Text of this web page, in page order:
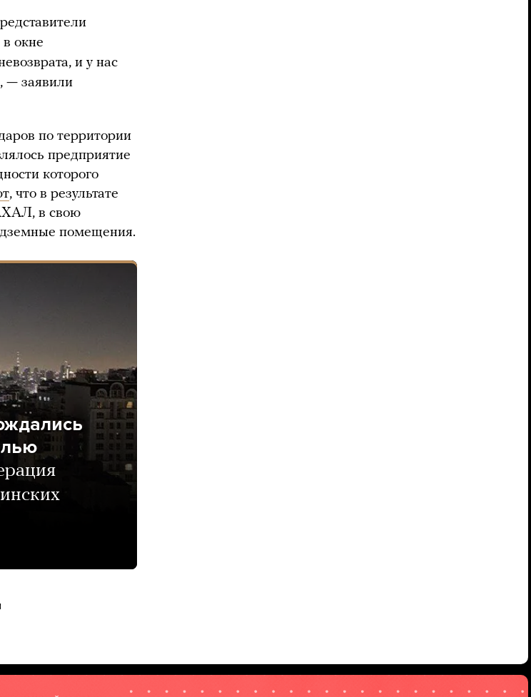
окне
и у нас
— заявили
по территории
предприятие
которого
, что в результате
в свою
помещения.